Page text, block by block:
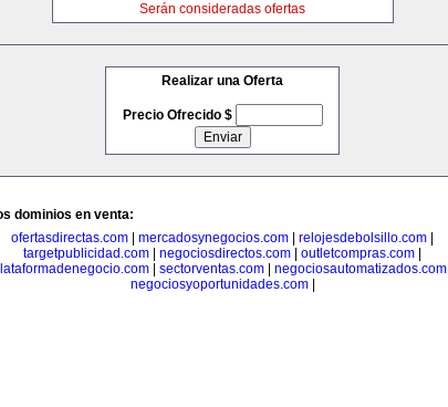
Serán consideradas ofertas
Realizar una Oferta
Precio Ofrecido $
dominios en venta:
ofertasdirectas.com
mercadosynegocios.com relojesdebolsillo.com
targetpublicidad.com
negociosdirectos.com outletcompras.com
| sectorventas.com| negociosautomatizados.com|
negociosyoportunidades.com|